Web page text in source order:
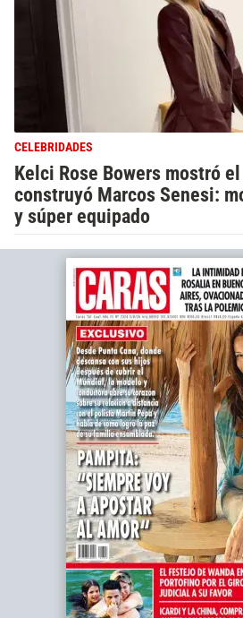
CELEBRIDADES
Kelci Rose Bowers mostró
construyó Marcos Senesi:
y súper equipado